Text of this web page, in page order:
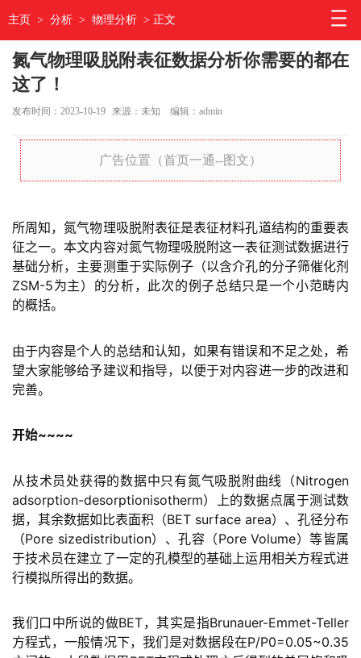
主页 > 分析 > 物理分析 > 正文
氮气物理吸脱附表征数据分析你需要的都在
这了！
发布时间：2023-10-19 来源：未知 编辑：admin
广告位置（首页一通--图文）
所周知，氮气物理吸脱附表征是表征材料孔道结构的重要表
征之一。本文内容对氮气物理吸脱附这一表征测试数据进行
基础分析，主要测重于实际例子（以含介孔的分子筛催化剂
ZSM-5为主）的分析，此次的例子总结只是一个小范畴内
的概括。
由于内容是个人的总结和认知，如果有错误和不足之处，希
望大家能够给予建议和指导，以便于对内容进一步的改进和
完善。
开始~~~~
从技术员处获得的数据中只有氮气吸脱附曲线（Nitrogen
adsorption-desorptionisotherm）上的数据点属于测试数
据，其余数据如比表面积（BET surface area）、孔径分布
（Pore sizedistribution）、孔容（Pore Volume）等皆属
于技术员在建立了一定的孔模型的基础上运用相关方程式进
行模拟所得出的数据。
我们口中所说的做BET，其实是指Brunauer-Emmet-Teller
方程式，一般情况下，我们是对数据段在P/P0=0.05~0.35